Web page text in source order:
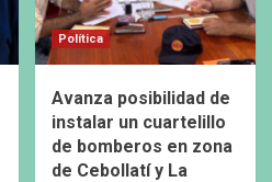
Política
Avanza posibilidad de
instalar un cuartelillo
de bomberos en zona
de Cebollatí y La